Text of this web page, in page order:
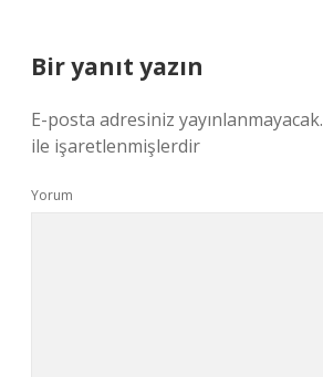
Bir yanıt yazın
E-posta adresiniz yayınlanmayacak.
ile işaretlenmişlerdir
Yorum